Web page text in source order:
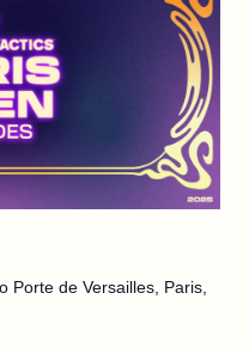
Porte de Versailles, Paris,